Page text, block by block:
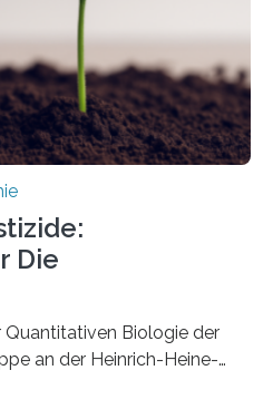
Fossilfund einer
dar, denn…
Die
Quantitativen Biologie der
an der Heinrich-Heine-
Bakterien auf